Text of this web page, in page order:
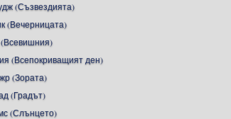
(Съзвездията)
(Вечерницата)
(Всепокриващият ден)
(Зората)
(Градът)
(Слънцето)